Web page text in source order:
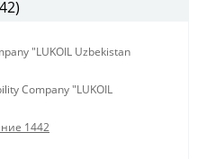
"LUKOIL Uzbekistan
Company "LUKOIL
1442